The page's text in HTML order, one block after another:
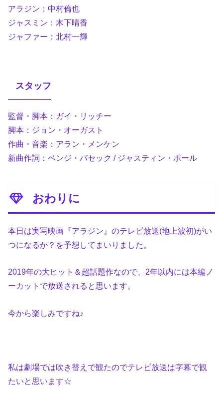
アラジン：中村倫也
ジャスミン：木下晴香
ジャファー：北村一輝
スタッフ
監督・脚本：ガイ・リッチー
脚本：ジョン・オーガスト
作曲・音楽：アラン・メンケン
新曲作詞：ベンジ・パセック / ジャスティン・ポール
おわりに
本日は実写映画『アラジン』のテレビ放送(地上波初)がい
つになるか？を予想してまいりました。
2019年の大ヒット＆超話題作なので、2年以内には本編ノ
ーカットで放送されると思います。
今から楽しみですね♪
私は劇場では吹き替えで観たのでテレビ放送は字幕で観
たいと思います☆